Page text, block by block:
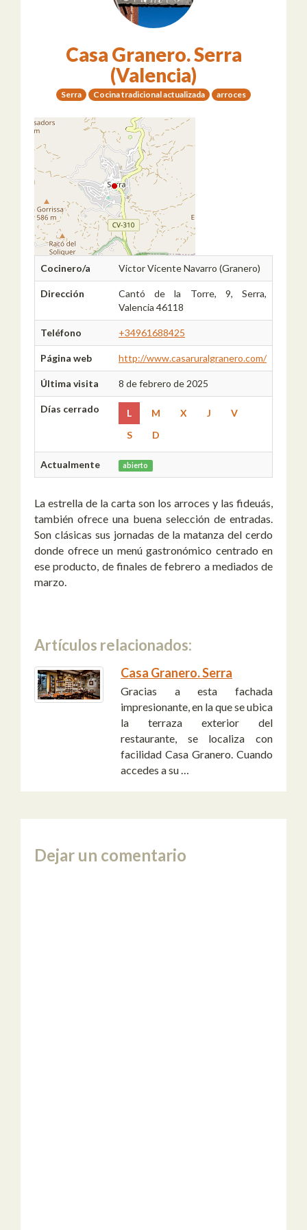
Casa Granero. Serra
(Valencia)
Serra Cocina tradicional actualizada arroces
Cocinero/a Victor Vicente Navarro (Granero)
Dirección
Cantó de la Torre, 9, Serra,
Valencia 46118
Teléfono +34961688425
Página web http://www.casaruralgranero.com/
Última visita 8 de febrero de 2025
Días cerrado L M X J
V
S
D
Actualmente abierto
La estrella de la carta son los arroces y las fideuás,
también ofrece una buena selección de entradas.
Son clásicas sus jornadas de la matanza del cerdo
donde ofrece un menú gastronómico centrado en
ese producto, de finales de febrero a mediados de
marzo.
Artículos relacionados:
Casa Granero. Serra
Gracias a esta fachada
impresionante, en la que se ubica
la terraza exterior del
restaurante, se localiza con
facilidad Casa Granero. Cuando
accedes a su …
Dejar un comentario